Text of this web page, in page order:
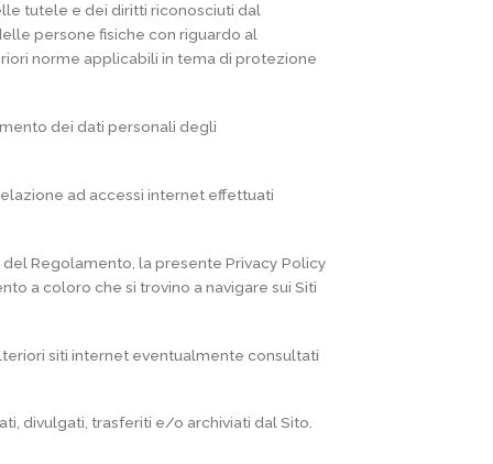
tutele e dei diritti riconosciuti dal
persone fisiche con riguardo al
norme applicabili in tema di protezione
dei dati personali degli
ad accessi internet effettuati
Regolamento, la presente Privacy Policy
a coloro che si trovino a navigare sui Siti
siti internet eventualmente consultati
divulgati, trasferiti e/o archiviati dal Sito.